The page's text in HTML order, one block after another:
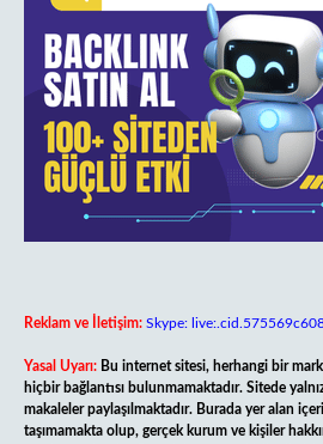
Reklam ve İletişim: Skype:
Yasal Uyarı: Bu internet sitesi, herhangi bir
hiçbir bağlantısı bulunmamaktadır. Sitede
makaleler paylaşılmaktadır. Burada yer alan
taşımamakta olup, gerçek kurum ve kişiler